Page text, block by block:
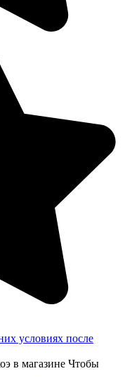
условиях после
в магазине Чтобы